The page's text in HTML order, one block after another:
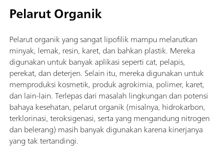
Pelarut Organik
Pelarut organik yang sangat lipofilik mampu melarutkan
minyak, lemak, resin, karet, dan bahkan plastik. Mereka
digunakan untuk banyak aplikasi seperti cat, pelapis,
perekat, dan deterjen. Selain itu, mereka digunakan untuk
memproduksi kosmetik, produk agrokimia, polimer, karet,
dan lain-lain. Terlepas dari masalah lingkungan dan potensi
bahaya kesehatan, pelarut organik (misalnya, hidrokarbon,
terklorinasi, teroksigenasi, serta yang mengandung nitrogen
dan belerang) masih banyak digunakan karena kinerjanya
yang tak tertandingi.